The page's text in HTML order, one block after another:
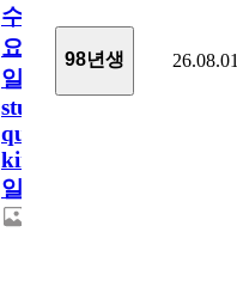
수
요
일/English
study
quiz
king771
일
98년생 26.08.01